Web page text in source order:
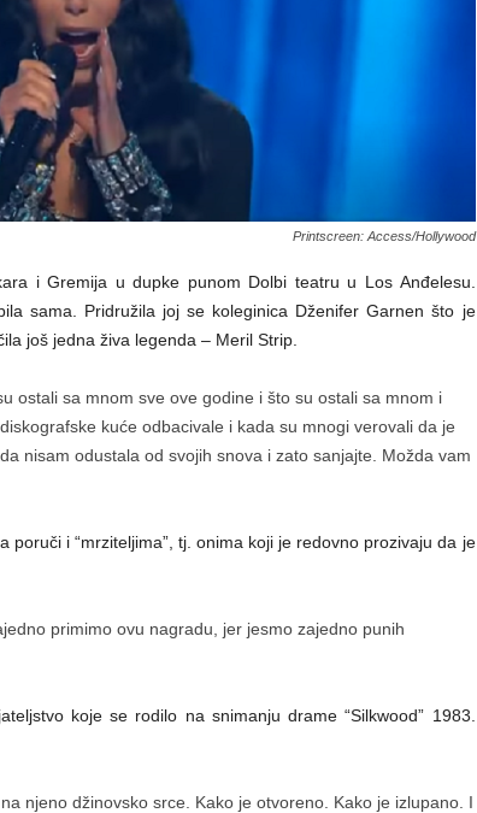
Printscreen: Access/Hollywood
i Gremija u dupke punom Dolbi teatru u Los Anđelesu.
sama. Pridružila joj se koleginica Dženifer Garnen što je
još jedna živa legenda – Meril Strip.
ostali sa mnom sve ove godine i što su ostali sa mnom i
kuće odbacivale i kada su mnogi verovali da je
nisam odustala od svojih snova i zato sanjajte. Možda vam
poruči i “mrziteljima”, tj. onima koji je redovno prozivaju da je
primimo ovu nagradu, jer jesmo zajedno punih
koje se rodilo na snimanju drame “Silkwood” 1983.
njeno džinovsko srce. Kako je otvoreno. Kako je izlupano. I